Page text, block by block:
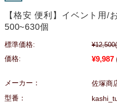
【格安 便利】イベント用/
500~630個
標準価格: ¥12,500
価格:
¥9,987
メーカー：
佐塚商
型番：